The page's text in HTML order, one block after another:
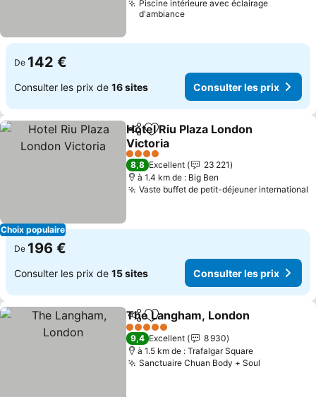
Piscine intérieure avec éclairage
d'ambiance
De 142 €
Consulter les prix de 16 sites Consulter les prix
Choix populaire
PartagerAjouter à mes favoris
Hotel Riu Plaza London
Victoria
Consulter les prix
4 Étoiles
8,8 Excellent
23 221
à 1.4 km de : Big Ben
Vaste buffet de petit-déjeuner international
De 196 €
Consulter les prix de 15 sites Consulter les prix
PartagerAjouter à mes favoris
The Langham, London
5 Étoiles
9,4 Excellent
8 930
à 1.5 km de : Trafalgar Square
Sanctuaire Chuan Body + Soul